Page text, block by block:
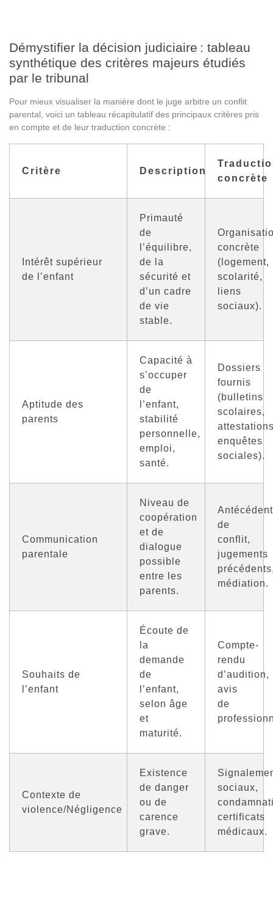
Démystifier la décision judiciaire : tableau
synthétique des critères majeurs étudiés
par le tribunal
Pour mieux visualiser la manière dont le juge arbitre un conflit
parental, voici un tableau récapitulatif des principaux critères pris
en compte et de leur traduction concrète :
Critère Description
concrète
Intérêt supérieur
de l’enfant
Primauté
de
l’équilibre,
de la
sécurité et
d’un cadre
de vie
stable.
concrète
(logement,
scolarité,
liens
sociaux).
Aptitude des
parents
Capacité à
s’occuper
de
l’enfant,
stabilité
personnelle,
emploi,
santé.
Dossiers
fournis
(bulletins
scolaires,
enquêtes
sociales).
Communication
parentale
Niveau de
coopération
et de
dialogue
possible
entre les
parents.
de
conflit,
jugements
médiation.
Souhaits de
l’enfant
Écoute de
la
demande
de
l’enfant,
selon âge
et
maturité.
Compte-
rendu
d’audition,
avis
de
Contexte de
violence/Négligence
Existence
de danger
ou de
carence
grave.
sociaux,
certificats
médicaux.